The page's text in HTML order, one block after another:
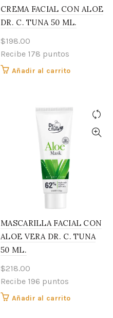
CREMA FACIAL CON ALOE
DR. C. TUNA 50 ML.
$198.00
Recibe 178 puntos
Añadir al carrito
MASCARILLA FACIAL CON
ALOE VERA DR. C. TUNA
50 ML.
$218.00
Recibe 196 puntos
Añadir al carrito